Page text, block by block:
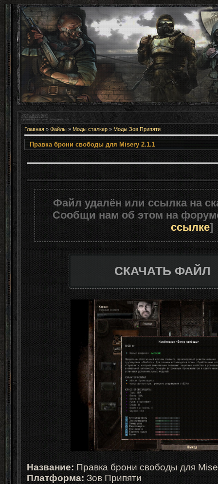
Главная» Файлы» Моды сталкер» Моды Зов Припяти
Правка брони свободы для
Файл удалён или ссылка на
Сообщи нам об этом на
ссылке]
СКАЧАТЬ ФАЙЛ
Название:Правка брони свободы для
Платформа:Зов Припяти